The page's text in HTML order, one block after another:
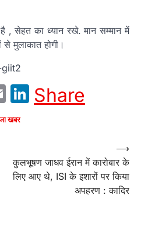
, सेहत का ध्यान रखे. मान सम्मान में
से मुलाकात होगी।
EmailLinkedIn
Share
खबर
कुलभूषण जाधव ईरान में कारोबार के
लिए आए थे, ISI के इशारों पर किया
अपहरण : कादिर
⟶